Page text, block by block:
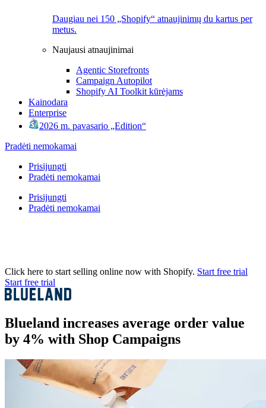
Daugiau nei 150 „Shopify“ atnaujinimų du kartus per
metus.
Naujausi atnaujinimai
Agentic Storefronts
Campaign Autopilot
Shopify AI Toolkit kūrėjams
Kainodara
Enterprise
2026 m. pavasario „Edition“
Pradėti nemokamai
Prisijungti
Pradėti nemokamai
Prisijungti
Pradėti nemokamai
Click here to start selling online now with Shopify. Start free trial
Start free trial
Blueland increases average order value
by 4% with Shop Campaigns